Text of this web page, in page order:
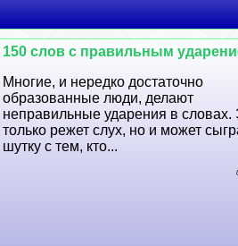
150 слов с правильным
Многие, и нередко достаточно
образованные люди, делают
неправильные ударения в словах.
только режет слух, но и может
шутку с тем, кто...